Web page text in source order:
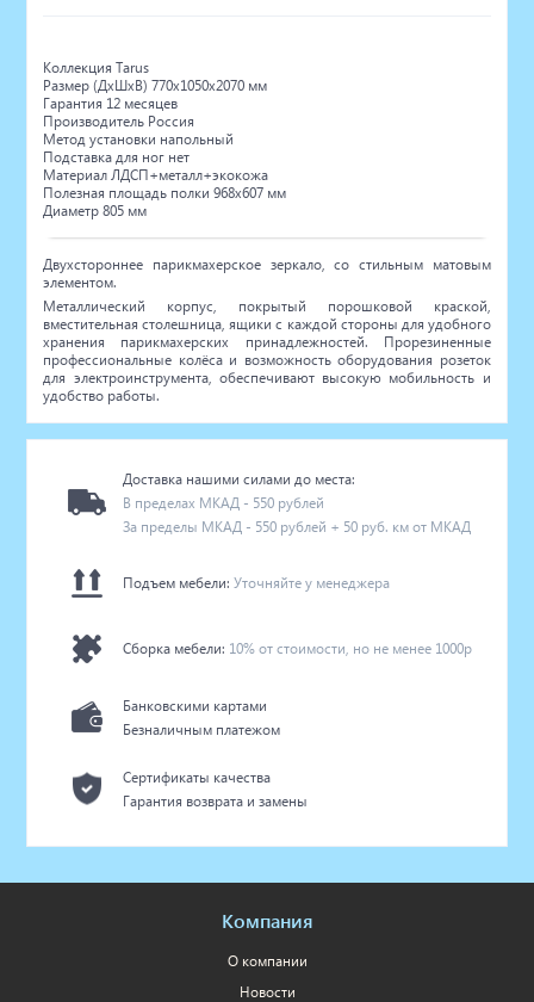
Коллекция Tarus
Размер (ДхШхВ) 770х1050х2070 мм
Гарантия 12 месяцев
Производитель Россия
Метод установки напольный
Подставка для ног нет
Материал ЛДСП+металл+экокожа
Полезная площадь полки 968х607 мм
Диаметр 805 мм
Двухстороннее парикмахерское зеркало, со стильным матовым
элементом.
Металлический корпус, покрытый порошковой краской,
вместительная столешница, ящики с каждой стороны для удобного
хранения парикмахерских принадлежностей. Прорезиненные
профессиональные колёса и возможность оборудования розеток
для электроинструмента, обеспечивают высокую мобильность и
удобство работы.
Доставка нашими силами до места:
В пределах МКАД - 550 рублей
За пределы МКАД - 550 рублей + 50 руб. км от МКАД
Подъем мебели:Уточняйте у менеджера
Сборка мебели: 10% от стоимости, но не менее 1000р
Банковскими картами
Безналичным платежом
Сертификаты качества
Гарантия возврата и замены
Компания
О компании
Новости